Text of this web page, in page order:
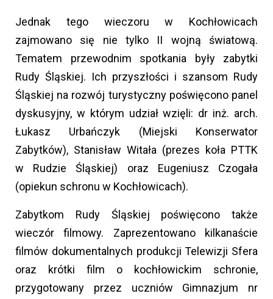
Jednak tego wieczoru w Kochłowicach
zajmowano się nie tylko II wojną światową.
Tematem przewodnim spotkania były zabytki
Rudy Śląskiej. Ich przyszłości i szansom Rudy
Śląskiej na rozwój turystyczny poświęcono panel
dyskusyjny, w którym udział wzięli: dr inż. arch.
Łukasz Urbańczyk (Miejski Konserwator
Zabytków), Stanisław Witała (prezes koła PTTK
w Rudzie Śląskiej) oraz Eugeniusz Czogała
(opiekun schronu w Kochłowicach).
Zabytkom Rudy Śląskiej poświęcono także
wieczór filmowy. Zaprezentowano kilkanaście
filmów dokumentalnych produkcji Telewizji Sfera
oraz krótki film o kochłowickim schronie,
przygotowany przez uczniów Gimnazjum nr